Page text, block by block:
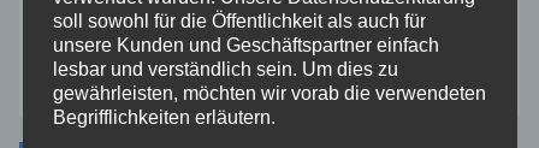
Zoll
soll sowohl für die Öffentlichkeit als auch für
unsere Kunden und Geschäftspartner einfach
lesbar und verständlich sein. Um dies zu
gewährleisten, möchten wir vorab die verwendeten
Begrifflichkeiten erläutern.